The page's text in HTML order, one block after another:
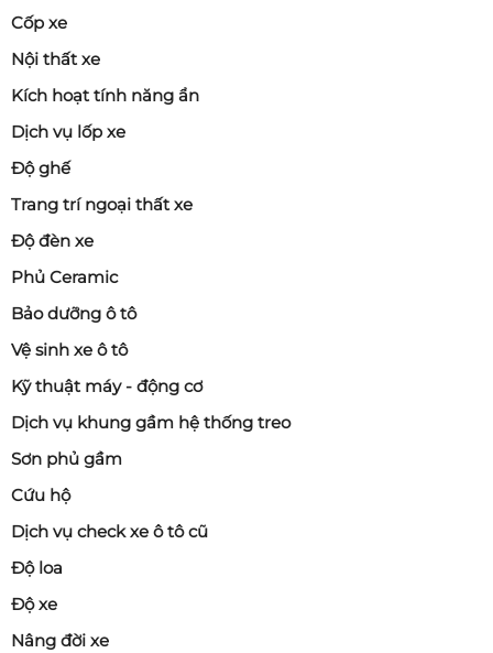
Cốp xe
Nội thất xe
Kích hoạt tính năng ẩn
Dịch vụ lốp xe
Độ ghế
Trang trí ngoại thất xe
Độ đèn xe
Phủ Ceramic
Bảo dưỡng ô tô
Vệ sinh xe ô tô
Kỹ thuật máy - động cơ
Dịch vụ khung gầm hệ thống treo
Sơn phủ gầm
Cứu hộ
Dịch vụ check xe ô tô cũ
Độ loa
Độ xe
Nâng đời xe